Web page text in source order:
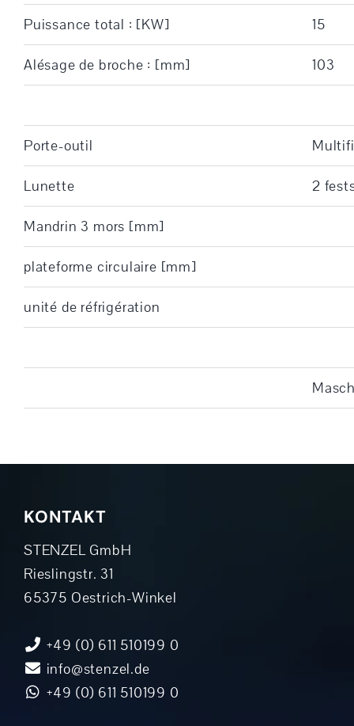
Puissance total : [KW] 15
Alésage de broche : [mm] 103
Porte-outil
Lunette 2
Mandrin 3 mors [mm]
plateforme circulaire [mm]
unité de réfrigération
KONTAKT
STENZEL GmbH
Rieslingstr. 31
65375 Oestrich-Winkel
+49 (0) 611 510199 0
info@stenzel.de
+49 (0) 611 510199 0